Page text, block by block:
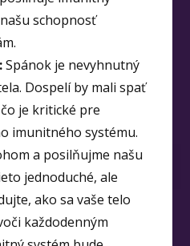
schopnosť
Spánok je nevyhnutný
Dospelí by mali spať
je kritické pre
imunitného systému.
a posilňujme našu
jednoduché, ale
ako sa vaše telo
každodenným